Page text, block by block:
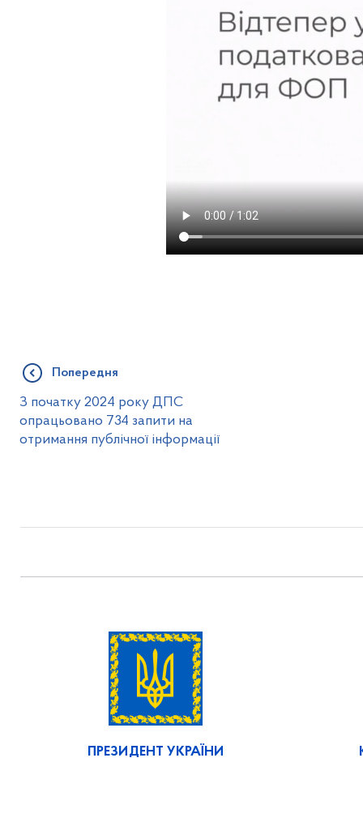
Попередня
З початку 2024 року ДПС
опрацьовано 734 запити на
отримання публічної інформації
ПРЕЗИДЕНТ УКРАЇНИ